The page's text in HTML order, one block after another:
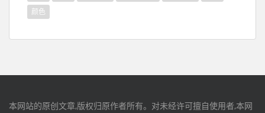
颜色
本网站的原创文章,版权归原作者所有。对未经许可擅自使用者,本网